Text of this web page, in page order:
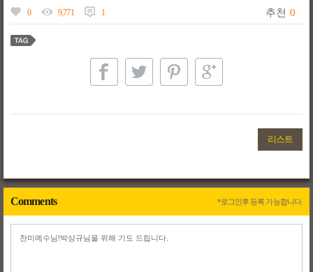
0 9,771 1 추천 0
리스트
Comments *로그인후 등록 가능합니다.